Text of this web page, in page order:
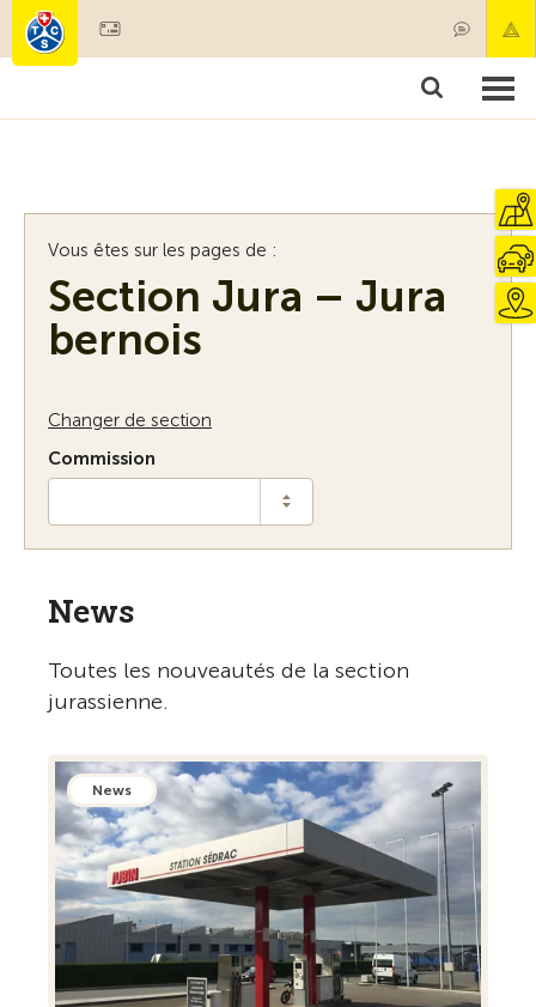
Membres & prestations
Vous êtes sur les pages de :
Section Jura – Jura
bernois
Changer de section
Commission
News
Toutes les nouveautés de la section
jurassienne.
News